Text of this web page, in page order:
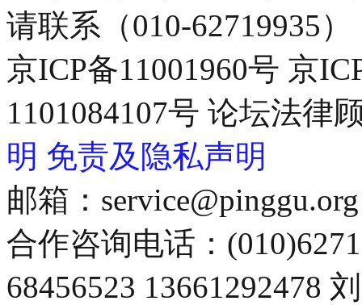
请联系（010-62719935）
京ICP备11001960号 京
1101084107号 论坛法律
明 免责及隐私声明
邮箱：service@pinggu.org
合作咨询电话：
68456523 13661292478